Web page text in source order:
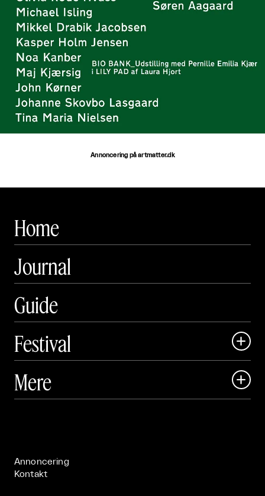
Annoncering på artmatter.dk
Home
Journal
Guide
Festival

 Art Matter Festival
Mere 
Annoncering
Kontakt